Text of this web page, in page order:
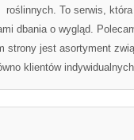
roślinnych. To serwis,
dbania o wygląd.
strony jest asortyment
klientów